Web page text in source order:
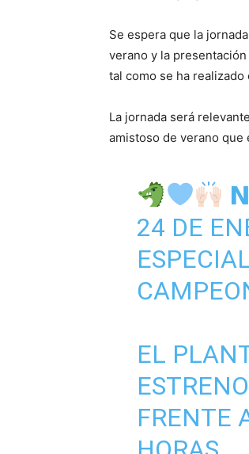
Se espera que la
verano y la
tal como se ha
La jornada será
amistoso de verano que
24 DE
EL
FRENTE